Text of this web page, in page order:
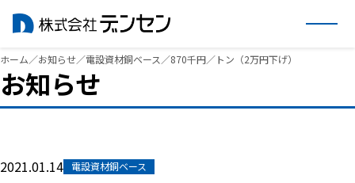
内
容
を
ッ
ホーム／お知らせ／電設資材銅ベース ／870千円／トン（2万円下げ）
お知らせ
2021.01.14 電設資材銅ベース